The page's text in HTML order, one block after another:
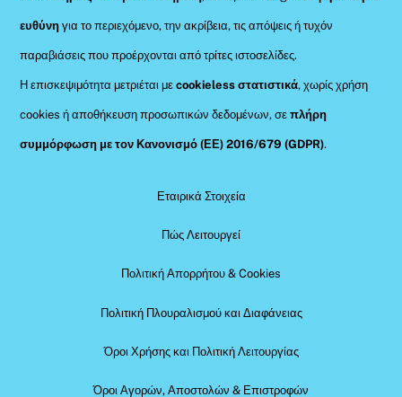
ευθύνη για το περιεχόμενο, την ακρίβεια, τις απόψεις ή τυχόν
παραβιάσεις που προέρχονται από τρίτες ιστοσελίδες.
Η επισκεψιμότητα μετριέται μεcookieless στατιστικά, χωρίς χρήση
cookies ή αποθήκευση προσωπικών δεδομένων, σεπλήρη
συμμόρφωση με τον Κανονισμό (ΕΕ) 2016/679 (GDPR).
Εταιρικά Στοιχεία
Πώς Λειτουργεί
Πολιτική Απορρήτου & Cookies
Πολιτική Πλουραλισμού και Διαφάνειας
Όροι Χρήσης και Πολιτική Λειτουργίας
Όροι Αγορών, Αποστολών & Επιστροφών